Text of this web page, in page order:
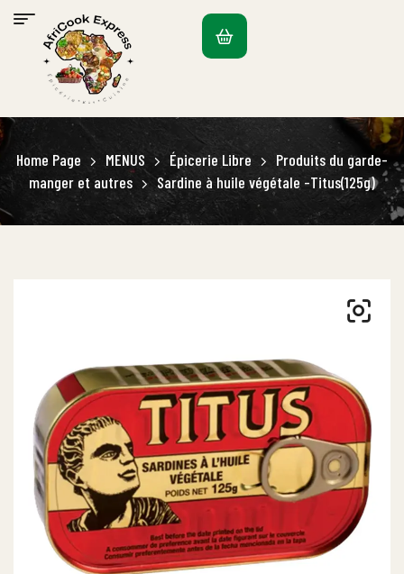
Home Page MENUS Épicerie Libre
Produits du garde-
manger et autres
Sardine à huile végétale -Titus(125g)